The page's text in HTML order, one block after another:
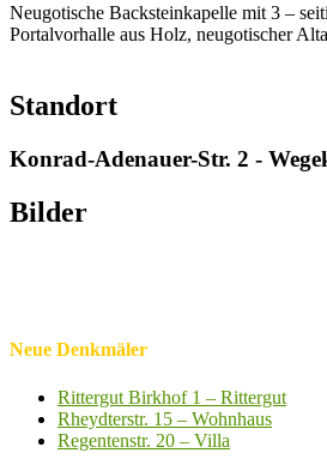
Neugotische Backsteinkapelle mit 3 –
Portalvorhalle aus Holz, neugotischer
Standort
Konrad-Adenauer-Str. 2 -
Bilder
Neue Denkmäler
Rittergut Birkhof 1 – Rittergut
Rheydterstr. 15 – Wohnhaus
Regentenstr. 20 – Villa